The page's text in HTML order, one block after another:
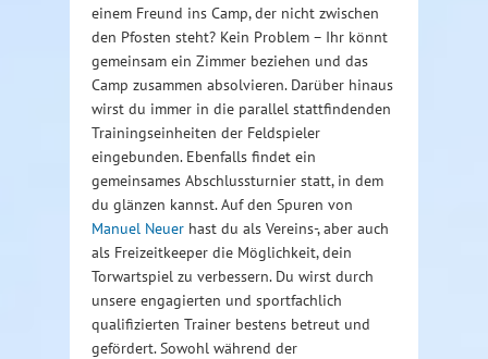
einem Freund ins Camp, der nicht zwischen
den Pfosten steht? Kein Problem – Ihr könnt
gemeinsam ein Zimmer beziehen und das
Camp zusammen absolvieren. Darüber hinaus
wirst du immer in die parallel stattfindenden
Trainingseinheiten der Feldspieler
eingebunden. Ebenfalls findet ein
gemeinsames Abschlussturnier statt, in dem
du glänzen kannst. Auf den Spuren von
Manuel Neuer hast du als Vereins-, aber auch
als Freizeitkeeper die Möglichkeit, dein
Torwartspiel zu verbessern. Du wirst durch
unsere engagierten und sportfachlich
qualifizierten Trainer bestens betreut und
gefördert. Sowohl während der